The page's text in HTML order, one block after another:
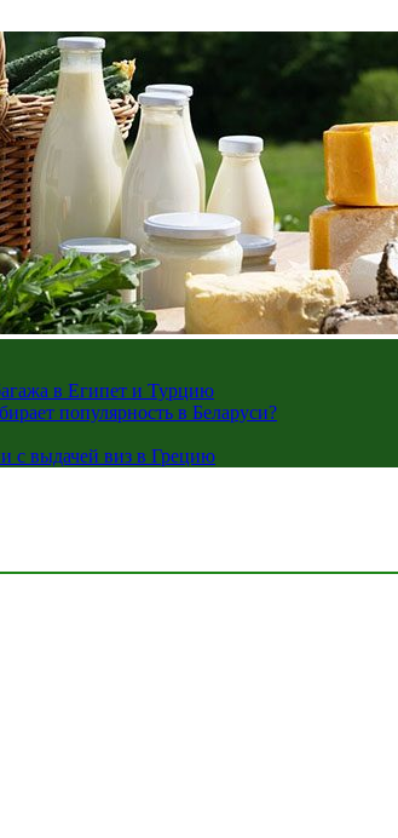
в Египет и Турцию
популярность в Беларуси?
с выдачей виз в Грецию